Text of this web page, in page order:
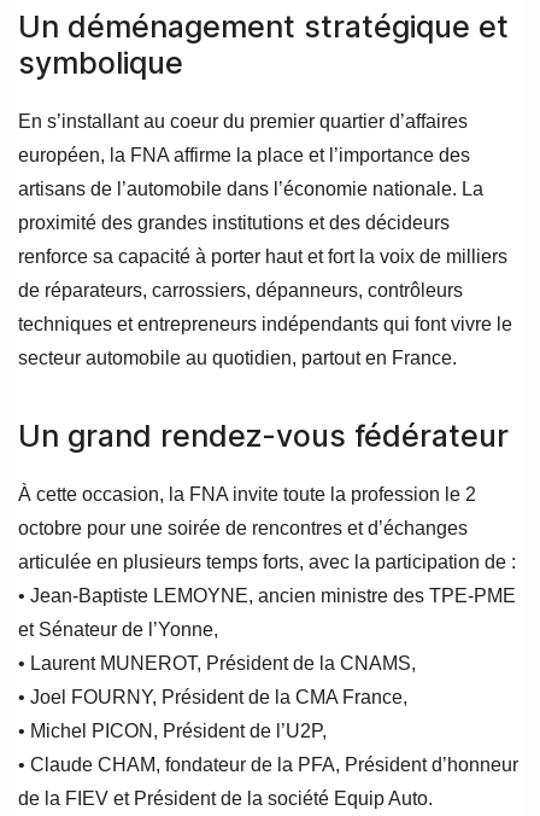
Un déménagement stratégique et
symbolique
En s’installant au coeur du premier quartier d’affaires
européen, la FNA affirme la place et l’importance des
artisans de l’automobile dans l’économie nationale. La
proximité des grandes institutions et des décideurs
renforce sa capacité à porter haut et fort la voix de milliers
de réparateurs, carrossiers, dépanneurs, contrôleurs
techniques et entrepreneurs indépendants qui font vivre le
secteur automobile au quotidien, partout en France.
Un grand rendez-vous fédérateur
À cette occasion, la FNA invite toute la profession le 2
octobre pour une soirée de rencontres et d’échanges
articulée en plusieurs temps forts, avec la participation de :
• Jean-Baptiste LEMOYNE, ancien ministre des TPE-PME
et Sénateur de l’Yonne,
• Laurent MUNEROT, Président de la CNAMS,
• Joel FOURNY, Président de la CMA France,
• Michel PICON, Président de l’U2P,
• Claude CHAM, fondateur de la PFA, Président d’honneur
de la FIEV et Président de la société Equip Auto.